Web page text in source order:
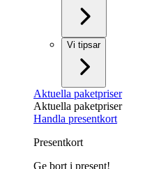
Vi tipsar
Aktuella paketpriser
Aktuella paketpriser
Handla presentkort
Presentkort
Ge bort i present!